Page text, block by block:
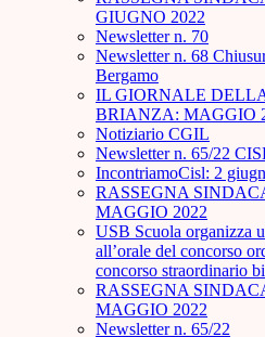
GIUGNO 2022
Newsletter n. 70
Newsletter n. 68
Bergamo
IL GIORNALE
BRIANZA: MAGGIO
Notiziario CGIL
Newsletter n. 65/22
IncontriamoCisl: 2
RASSEGNA
MAGGIO 2022
USB Scuola organizza
all’orale del concorso
concorso straordinario
RASSEGNA
MAGGIO 2022
Newsletter n. 65/22